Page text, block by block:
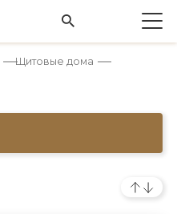
Щитовые дома